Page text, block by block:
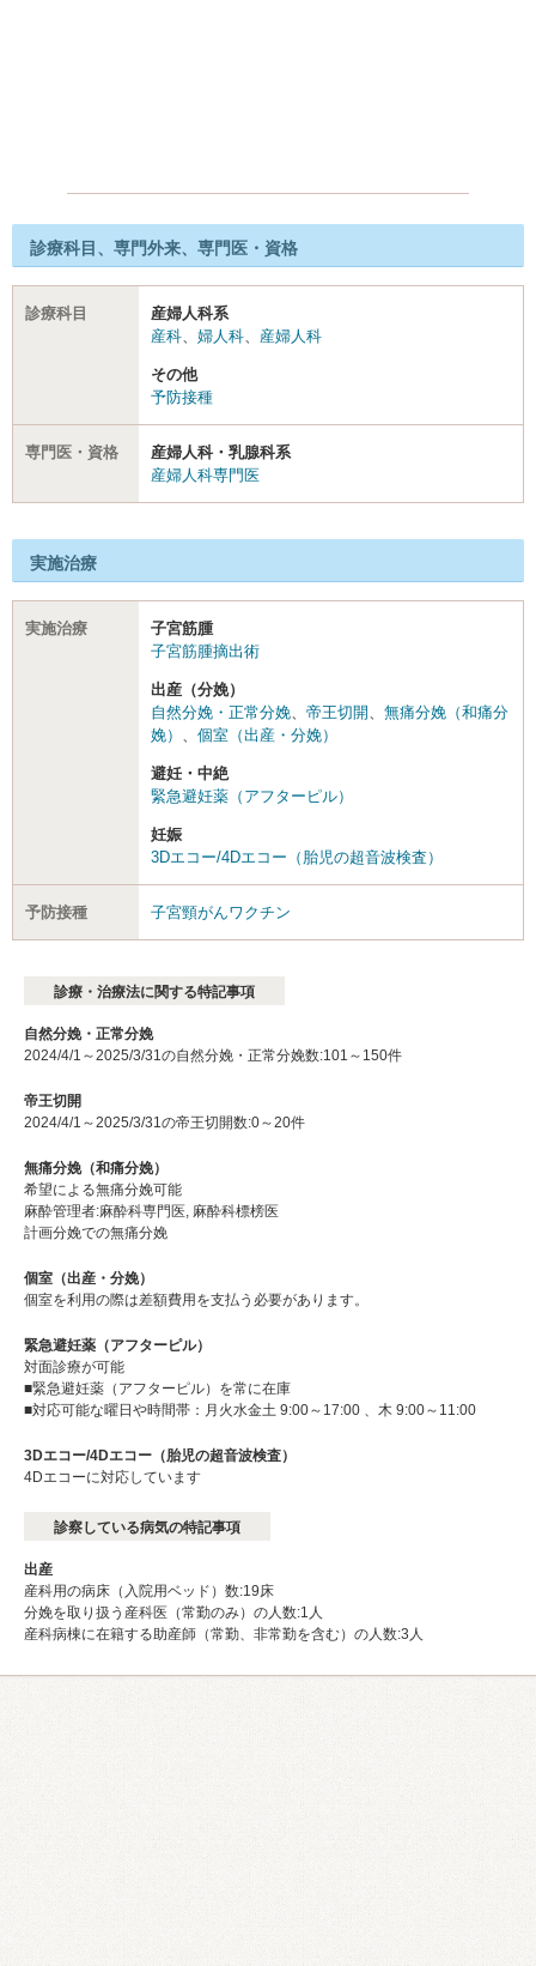
診療科目、専門外来、専門医・資格
診療科目
産婦人科系
産科、 婦人科、 産婦人科
その他
予防接種
専門医・資格
産婦人科・乳腺科系
産婦人科専門医
実施治療
実施治療
子宮筋腫
子宮筋腫摘出術
出産（分娩）
自然分娩・正常分娩、 帝王切開 、 無痛分娩（和痛分
娩） 、 個室（出産・分娩）
避妊・中絶
緊急避妊薬（アフターピル）
妊娠
3Dエコー/4Dエコー（胎児の超音波検査）
予防接種 子宮頸がんワクチン
診療・治療法に関する特記事項
自然分娩・正常分娩
2024/4/1～2025/3/31の自然分娩・正常分娩数:101～150件
帝王切開
2024/4/1～2025/3/31の帝王切開数:0～20件
無痛分娩（和痛分娩）
希望による無痛分娩可能
麻酔管理者:麻酔科専門医, 麻酔科標榜医
計画分娩での無痛分娩
個室（出産・分娩）
個室を利用の際は差額費用を支払う必要があります。
緊急避妊薬（アフターピル）
対面診療が可能
■緊急避妊薬（アフターピル）を常に在庫
■対応可能な曜日や時間帯：月火水金土 9:00～17:00 、木 9:00～11:00
3Dエコー/4Dエコー（胎児の超音波検査）
4Dエコーに対応しています
診察している病気の特記事項
出産
産科用の病床（入院用ベッド）数:19床
分娩を取り扱う産科医（常勤のみ）の人数:1人
産科病棟に在籍する助産師（常勤、非常勤を含む）の人数:3人